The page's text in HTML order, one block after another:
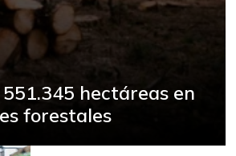
551.345 hectáreas en
forestales